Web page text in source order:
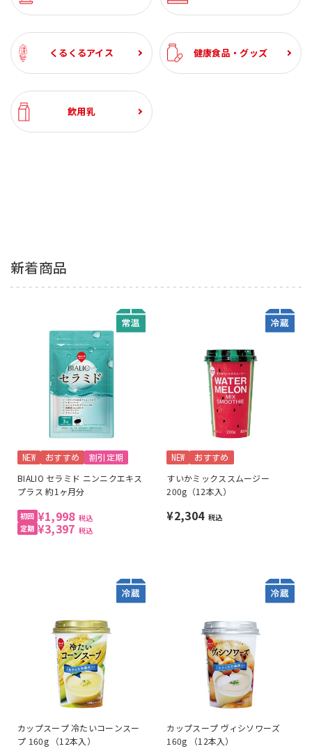
くるくるアイス 健康食品・グッズ
飲用乳
新着商品
NEW おすすめ 割引定期
BIALIO セラミド ニンニクエキス
プラス 約1ヶ月分
¥1,998 税込
¥3,397 税込
NEW おすすめ
すいかミックススムージー
200g（12本入）
¥2,304 税込
カップスープ 冷たいコーンスー
プ 160g （12本入）
カップスープ ヴィシソワーズ
160g （12本入）